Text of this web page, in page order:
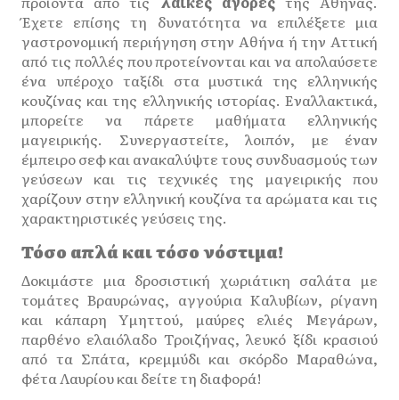
Έχετε επίσης τη δυνατότητα να επιλέξετε μια
γαστρονομική περιήγηση στην Αθήνα ή την Αττική
από τις πολλές που προτείνονται και να απολαύσετε
ένα υπέροχο ταξίδι στα μυστικά της ελληνικής
κουζίνας και της ελληνικής ιστορίας. Εναλλακτικά,
μπορείτε να πάρετε μαθήματα ελληνικής
μαγειρικής. Συνεργαστείτε, λοιπόν, με έναν
έμπειρο σεφ και ανακαλύψτε τους συνδυασμούς των
γεύσεων και τις τεχνικές της μαγειρικής που
χαρίζουν στην ελληνική κουζίνα τα αρώματα και τις
χαρακτηριστικές γεύσεις της.
Τόσο απλά και τόσο νόστιμα!
Δοκιμάστε μια δροσιστική χωριάτικη σαλάτα με
τομάτες Βραυρώνας, αγγούρια Καλυβίων, ρίγανη
και κάπαρη Υμηττού, μαύρες ελιές Μεγάρων,
παρθένο ελαιόλαδο Τροιζήνας, λευκό ξίδι κρασιού
από τα Σπάτα, κρεμμύδι και σκόρδο Μαραθώνα,
φέτα Λαυρίου και δείτε τη διαφορά!